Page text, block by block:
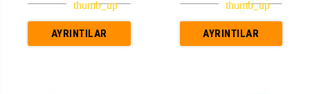
AYRINTILAR AYRINTILAR